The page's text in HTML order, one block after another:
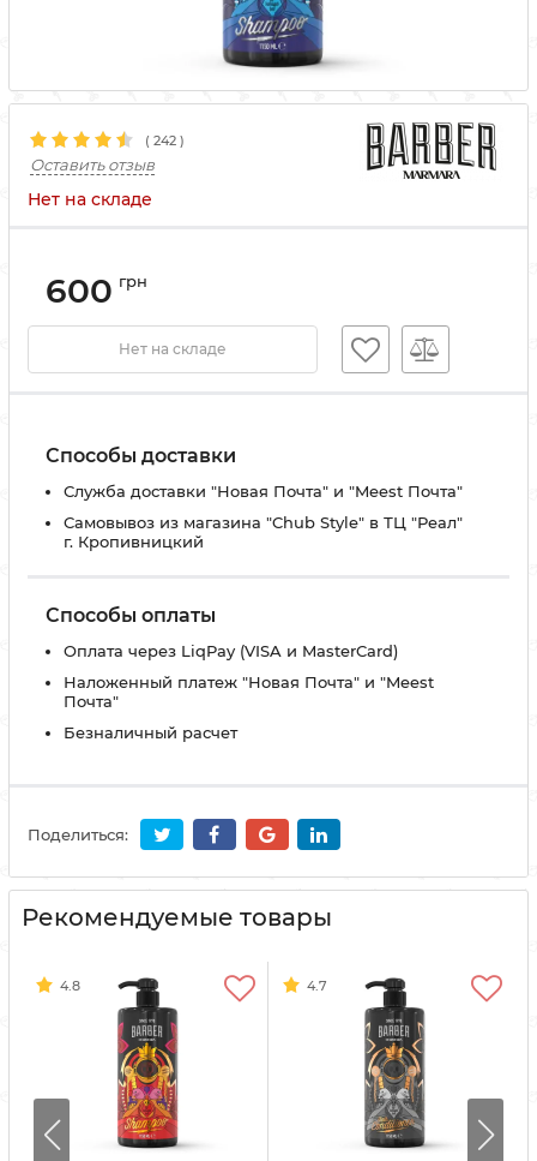
( 242 )
Оставить отзыв
Нет на складе
600 грн
Нет на складе
Способы доставки
Служба доставки "Новая Почта" и "Meest Почта"
Самовывоз из магазина "Chub Style" в ТЦ "Реал"
г. Кропивницкий
Способы оплаты
Оплата через LiqPay (VISA и MasterCard)
Наложенный платеж "Новая Почта" и "Meest
Почта"
Безналичный расчет
Поделиться:
Рекомендуемые товары
4.8 4.7